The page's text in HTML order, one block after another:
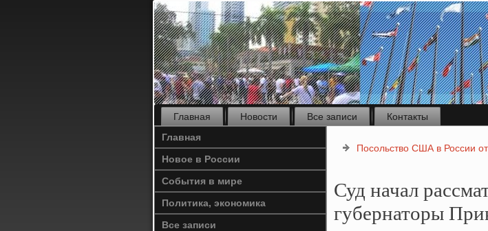
Главная Новости Все записи
Контакты
Главная
Новое в России
События в мире
Политика, экономика
Все записи
Посольство США в России
Суд начал
губернаторы